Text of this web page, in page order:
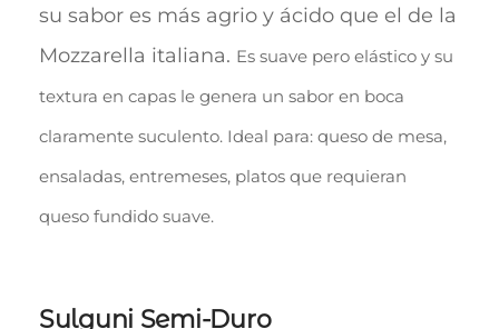
su sabor es más agrio y ácido que el de la
Mozzarella italiana. Es suave pero elástico y su
textura en capas le genera un sabor en boca
claramente suculento. Ideal para: queso de mesa,
ensaladas, entremeses, platos que requieran
queso fundido suave.
Sulguni Semi-Duro